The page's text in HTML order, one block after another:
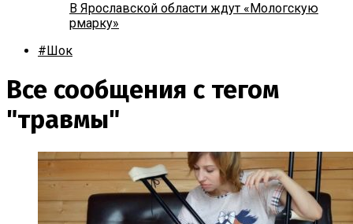
В Ярославской области ждут «Мологскую
рмарку»
#Шок
Все сообщения с тегом
"травмы"